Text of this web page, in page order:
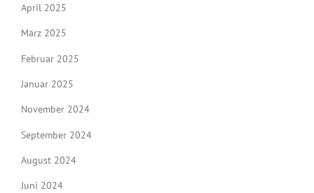
April 2025
März 2025
Februar 2025
Januar 2025
November 2024
September 2024
August 2024
Juni 2024